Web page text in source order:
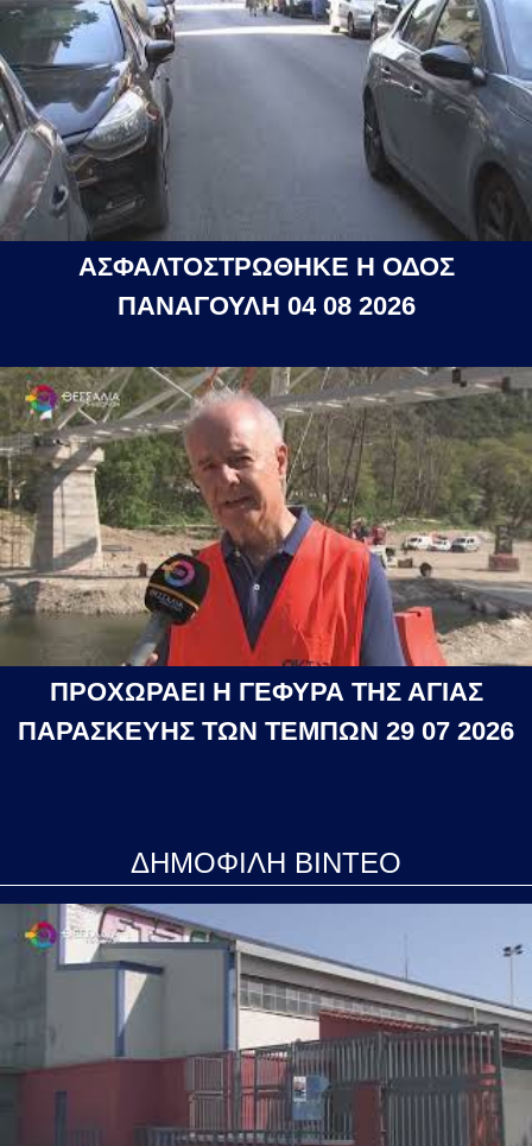
ΑΣΦΑΛΤΟΣΤΡΩΘΗΚΕ Η ΟΔΟΣ
ΠΑΝΑΓΟΥΛΗ 04 08 2026
ΠΡΟΧΩΡΑΕΙ Η ΓΕΦΥΡΑ ΤΗΣ ΑΓΙΑΣ
ΠΑΡΑΣΚΕΥΗΣ ΤΩΝ ΤΕΜΠΩΝ 29 07 2026
ΔΗΜΟΦΙΛΗ ΒΙΝΤΕΟ